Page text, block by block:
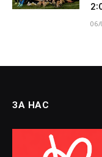
06/
ЗА НАС